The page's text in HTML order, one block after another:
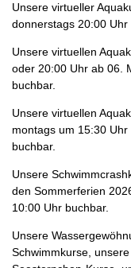
Unsere virtueller
donnerstags 20:00
Unsere virtuellen
oder 20:00 Uhr ab 06.
buchbar.
Unsere virtuellen
montags um 15:30
buchbar.
Unsere
den Sommerferien
10:00 Uhr buchbar.
Unsere
Schwimmkurse,